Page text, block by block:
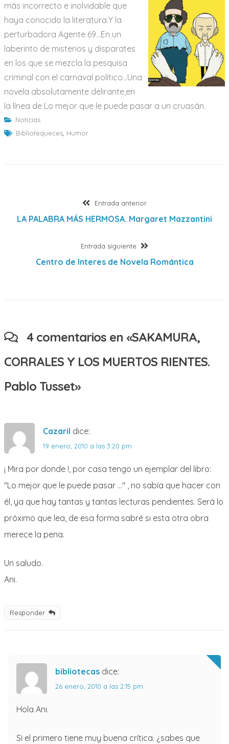
más incorrecto e inolvidable que
haya conocido la literatura.Y la
perturbadora Agente 69…En un
laberinto de misterios y disparates
en los que se mezcla la pesquisa
criminal con el carnaval político…Una
novela absolutamente delirante,en
la línea de Lo mejor que le puede pasar a un cruasán.
Noticias
Bibliotequeces, Humor
de
Entrada anteriorEntrada
anterior:
LA PALABRA MÁS HERMOSA. Margaret Mazzantini
Entrada siguiente
Entrada
siguiente:
Centro de Interes de Novela Romántica
4 comentarios en «SAKAMURA,
CORRALES Y LOS MUERTOS RIENTES.
Pablo Tusset»
Cazaril dice:
19 enero, 2010 a las 3:20 pm
¡ Mira por donde !, por casa tengo un ejemplar del libro:
"Lo mejor que le puede pasar …" , no sabía que hacer con
él, ya que hay tantas y tantas lecturas pendientes. Será lo
próximo que lea, de esa forma sabré si esta otra obra
merece la pena.
Un saludo.
Ani.
Responder
bibliotecas dice:
26 enero, 2010 a las 2:15 pm
Hola Ani.
Si el primero tiene muy buena crítica. ¿sabes que